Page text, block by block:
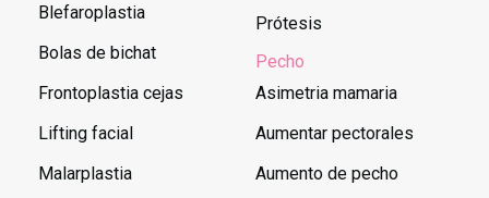
Blefaroplastia
Bolas de bichat
Frontoplastia cejas
Lifting facial
Malarplastia
Prótesis
Pecho
Asimetria mamaria
Aumentar pectorales
Aumento de pecho